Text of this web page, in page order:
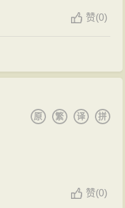
，唐朝诗人罗隐在
不同他有密切关系。
就是在他提供的物质条
也是在他的倡导影响
传世，例如《请追增
，
艺文志》考证，有
朝，而忠良之人却得
成效，但东汉朝政日
年），黄巾起义爆
甫嵩等人合军进攻颍
首数万级。随之迁为
初。济南国（今
皆置之不问。曹操到
以破灭，何况复出其
穷，兵折而意不衰，
遗悔，近古以来，未之
独行，大战五十六，九
犹且翼戴弱主，尊奖
赞(0)
拼
译
繁
原
赞(0)